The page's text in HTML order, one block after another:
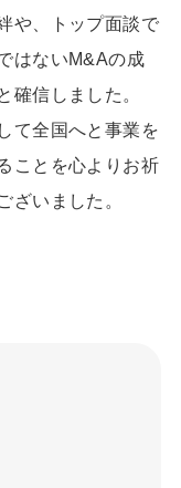
や、トップ面談で
はないM&Aの成
確信しました。
て全国へと事業を
ことを心よりお祈
ざいました。